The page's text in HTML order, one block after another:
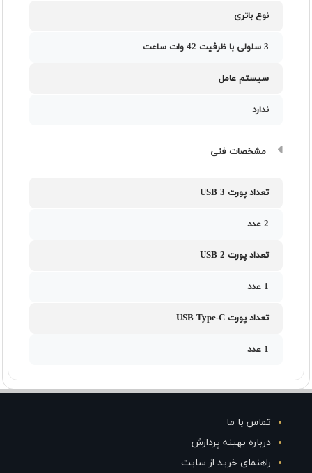
نوع باتری
3 سلولی با ظرفیت 42 وات ساعت
سیستم عامل
ندارد
مشخصات فنی
تعداد پورت USB 3
2 عدد
تعداد پورت USB 2
1 عدد
تعداد پورت USB Type-C
1 عدد
تماس با ما
درباره بهینه پردازش
راهنمای خرید از سایت